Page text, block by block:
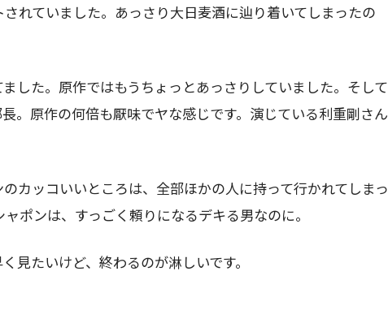
れていました。あっさり大日麦酒に辿り着いてしまったの
した。原作ではもうちょっとあっさりしていました。そして
。原作の何倍も厭味でヤな感じです。演じている利重剛さん
カッコいいところは、全部ほかの人に持って行かれてしまっ
ポンは、すっごく頼りになるデキる男なのに。
見たいけど、終わるのが淋しいです。